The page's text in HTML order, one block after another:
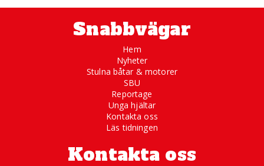
Snabbvägar
Hem
Nyheter
Stulna båtar & motorer
SBU
Reportage
Unga hjältar
Kontakta oss
Läs tidningen
Kontakta oss